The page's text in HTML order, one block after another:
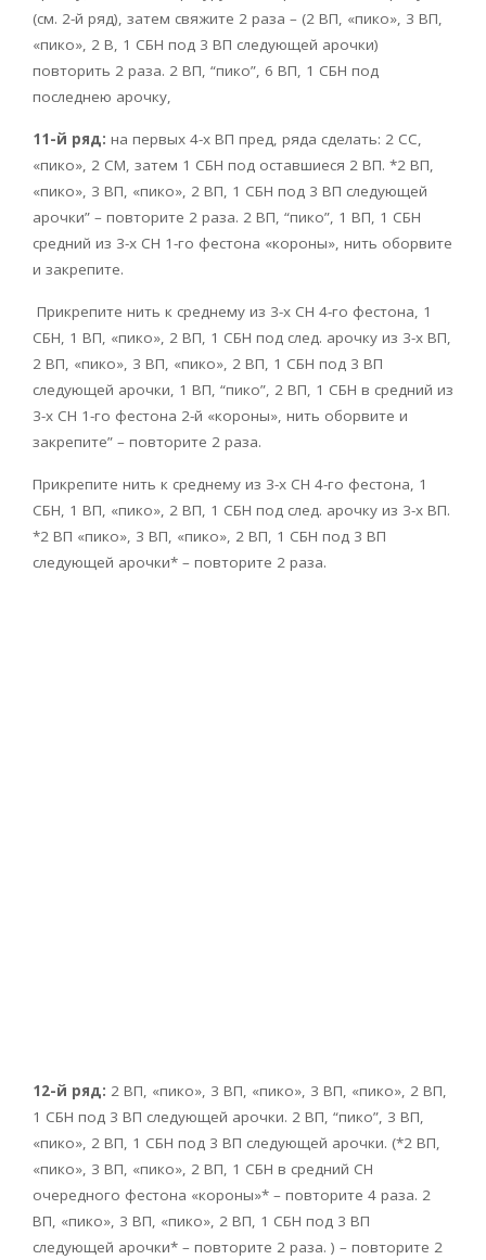
(см. 2-й ряд), затем свяжите 2 раза – (2 ВП, «пико», 3 ВП,
«пико», 2 В, 1 СБН под 3 ВП следующей арочки)
повторить 2 раза. 2 ВП, “пико”, 6 ВП, 1 СБН под
последнею арочку,
11-й ряд: на первых 4-х ВП пред, ряда сделать: 2 СС,
«пико», 2 СМ, затем 1 СБН под оставшиеся 2 ВП. *2 ВП,
«пико», 3 ВП, «пико», 2 ВП, 1 СБН под 3 ВП следующей
арочки” – повторите 2 раза. 2 ВП, “пико”, 1 ВП, 1 СБН
средний из 3-х СН 1-го фестона «короны», нить оборвите
и закрепите.
Прикрепите нить к среднему из 3-х СН 4-го фестона, 1
СБН, 1 ВП, «пико», 2 ВП, 1 СБН под след. арочку из 3-х ВП,
2 ВП, «пико», 3 ВП, «пико», 2 ВП, 1 СБН под 3 ВП
следующей арочки, 1 ВП, “пико”, 2 ВП, 1 СБН в средний из
3-х СН 1-го фестона 2-й «короны», нить оборвите и
закрепите” – повторите 2 раза.
Прикрепите нить к среднему из 3-х СН 4-го фестона, 1
СБН, 1 ВП, «пико», 2 ВП, 1 СБН под след. арочку из 3-х ВП.
*2 ВП «пико», 3 ВП, «пико», 2 ВП, 1 СБН под 3 ВП
следующей арочки* – повторите 2 раза.
12-й ряд: 2 ВП, «пико», 3 ВП, «пико», 3 ВП, «пико», 2 ВП,
1 СБН под 3 ВП следующей арочки. 2 ВП, “пико”, 3 ВП,
«пико», 2 ВП, 1 СБН под 3 ВП следующей арочки. (*2 ВП,
«пико», 3 ВП, «пико», 2 ВП, 1 СБН в средний СН
очередного фестона «короны»* – повторите 4 раза. 2
ВП, «пико», 3 ВП, «пико», 2 ВП, 1 СБН под 3 ВП
следующей арочки* – повторите 2 раза. ) – повторите 2